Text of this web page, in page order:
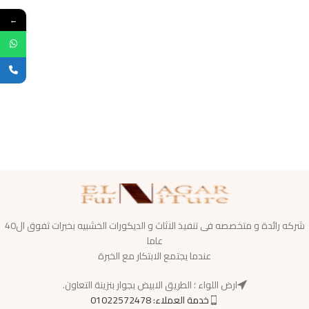
شركه رائدة و متخصصه فى تنفيذ الاثاث و الديكورات الخشبيه بخبرات تفوق ال40
عاما
عندما يجتمع الابتكار مع الخبرة
ارض اللواء ؛ الطريق الابيض بجوار بنزينة التعاون.
خدمة العملاء: 01022572478
←